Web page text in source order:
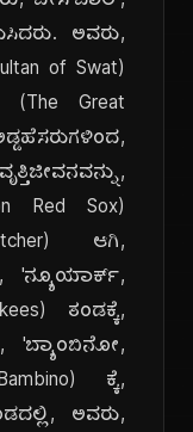
ಅವರು,
of Swat)
Great
Red Sox)
ಆಗಿ,
'ನ್ಯೂಯಾರ್ಕ್,
ತಂಡಕ್ಕೆ,
'ಬ್ಯಾಂಬಿನೋ,
ಕ್ಕೆ,
ಅವರು,